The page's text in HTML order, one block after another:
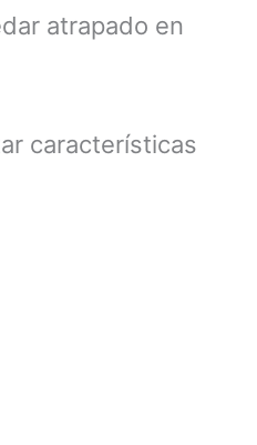
atrapado en
características